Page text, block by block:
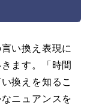
い換え表現に
ます。「時間
換えを知るこ
ニュアンスを